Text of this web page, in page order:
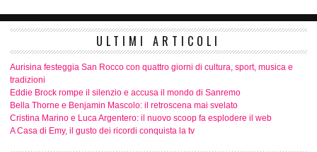
ULTIMI ARTICOLI
Aurisina festeggia San Rocco con quattro giorni di cultura, sport, musica e
tradizioni
Eddie Brock rompe il silenzio e accusa il mondo di Sanremo
Bella Thorne e Benjamin Mascolo: il retroscena mai svelato
Cristina Marino e Luca Argentero: il nuovo scoop fa esplodere il web
A Casa di Emy, il gusto dei ricordi conquista la tv